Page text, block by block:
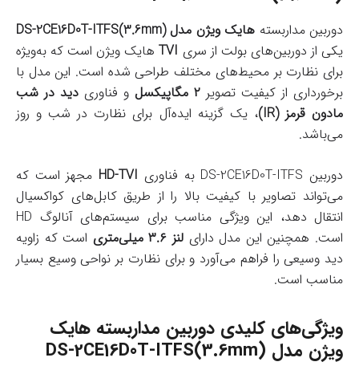
دوربین مداربسته هایک ویژن مدل DS-2CE16D0T-ITFS(3.6mm)
یکی از دوربین‌های بولت از سری TVIهایک ویژن است که به‌ویژه
برای نظارت بر محیط‌های مختلف طراحی شده است. این مدل با
برخورداری از کیفیت تصویر ۲ مگاپیکسل و فناوری دید در شب
مادون قرمز (IR)
، یک گزینه ایده‌آل برای نظارت در شب و روز
می‌باشد.
دوربین DS-2CE16D0T-ITFS به فناوری HD-TVI مجهز است که
می‌تواند تصاویر با کیفیت بالا را از طریق کابل‌های کواکسیال
انتقال دهد، این ویژگی مناسب برای سیستم‌های آنالوگ HD
است. همچنین این مدل دارای لنز ۳.۶ میلی‌متری
است که زاویه
دید وسیعی را فراهم می‌آورد و برای نظارت بر نواحی وسیع بسیار
مناسب است.
ویژگی‌های کلیدی دوربین مداربسته هایک
ویژن مدل DS-2CE16D0T-ITFS(3.6mm)